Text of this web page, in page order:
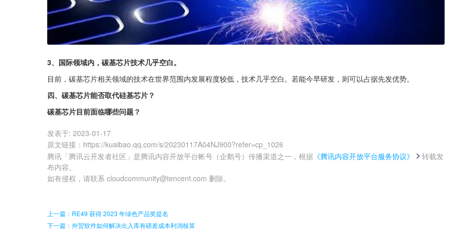
3、国际领域内，碳基芯片技术几乎空白。
目前，碳基芯片相关领域的技术在世界范围内发展程度较低，技术几乎空白。若能今早研发，则可以占据先发优势。
四、碳基芯片能否取代硅基芯片？
碳基芯片目前面临哪些问题？
发表于: 2023-01-17
原文链接 ： https://kuaibao.qq.com/s/20230117A04NJ900?refer=cp_1026
腾讯「腾讯云开发者社区」是腾讯内容开放平台帐号（企鹅号）传播渠道之一，根据 《腾讯内容开放平台服务协议》
转载发
布内容。
如有侵权，请联系 cloudcommunity@tencent.com 删除。
上一篇：RE49 获得 2023 年绿色产品奖提名
下一篇：外贸软件如何解决出入库有磅差成本利润核算